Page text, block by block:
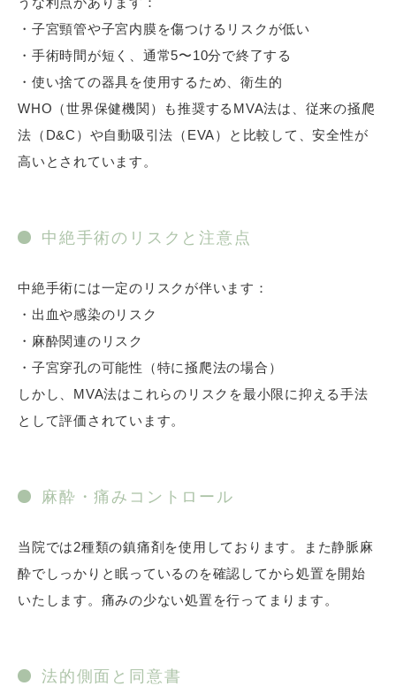
・子宮頸管や子宮内膜を傷つけるリスクが低い
・手術時間が短く、通常5〜10分で終了する
・使い捨ての器具を使用するため、衛生的
WHO（世界保健機関）も推奨するMVA法は、従来の掻爬
法（D&C）や自動吸引法（EVA）と比較して、安全性が
高いとされています。
中絶手術のリスクと注意点
中絶手術には一定のリスクが伴います：
・出血や感染のリスク
・麻酔関連のリスク
・子宮穿孔の可能性（特に掻爬法の場合）
しかし、MVA法はこれらのリスクを最小限に抑える手法
として評価されています。
麻酔・痛みコントロール
当院では2種類の鎮痛剤を使用しております。また静脈麻
酔でしっかりと眠っているのを確認してから処置を開始
いたします。痛みの少ない処置を行ってまります。
法的側面と同意書